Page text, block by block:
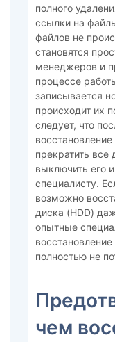
полного
ссылки на
файлов не
становятся
менеджеров и
процессе
записывается
происходит их
следует, что
прекратить все
выключить его
специалисту.
возможно
диска (HDD)
опытные
полностью не
чем